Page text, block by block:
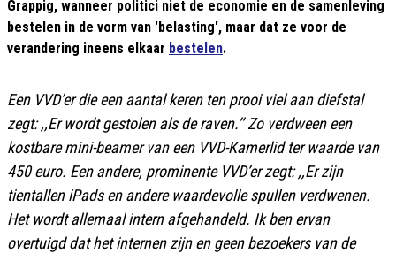
Grappig, wanneer politici niet de economie en de samenleving
bestelen in de vorm van 'belasting', maar dat ze voor de
verandering ineens elkaar bestelen.
Een VVD’er die een aantal keren ten prooi viel aan diefstal
zegt: ,,Er wordt gestolen als de raven.’’ Zo verdween een
kostbare mini-beamer van een VVD-Kamerlid ter waarde van
450 euro. Een andere, prominente VVD’er zegt: ,,Er zijn
tientallen iPads en andere waardevolle spullen verdwenen.
Het wordt allemaal intern afgehandeld. Ik ben ervan
overtuigd dat het internen zijn en geen bezoekers van de